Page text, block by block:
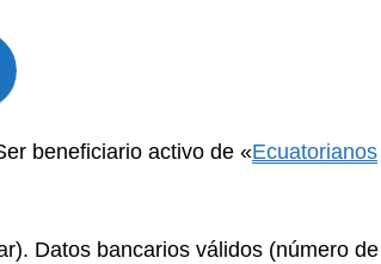
beneficiario activo de «Ecuatorianos
Datos bancarios válidos (número de